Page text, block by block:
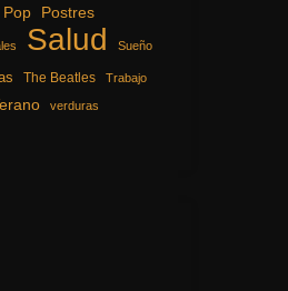
Pop Postres
Salud Sueño
The Beatles Trabajo
verduras